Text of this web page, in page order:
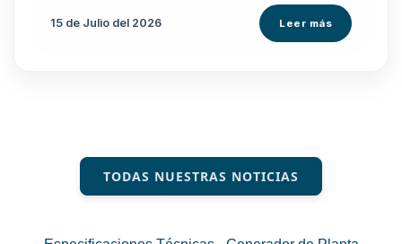
15 de Julio del 2026 Leer más
TODAS NUESTRAS NOTICIAS